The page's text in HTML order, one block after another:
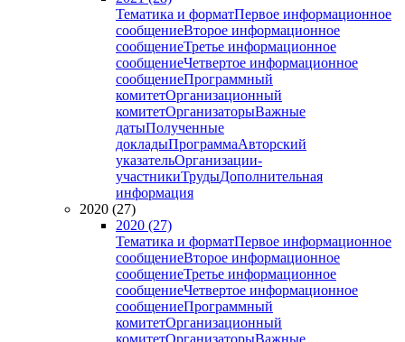
Тематика и форматПервое информационное
сообщениеВторое информационное
сообщениеТретье информационное
сообщениеЧетвертое информационное
сообщениеПрограммный
комитетОрганизационный
комитетОрганизаторыВажные
датыПолученные
докладыПрограммаАвторский
указательОрганизации-
участникиТрудыДополнительная
информация
2020 (27)
2020 (27)
Тематика и форматПервое информационное
сообщениеВторое информационное
сообщениеТретье информационное
сообщениеЧетвертое информационное
сообщениеПрограммный
комитетОрганизационный
комитетОрганизаторыВажные